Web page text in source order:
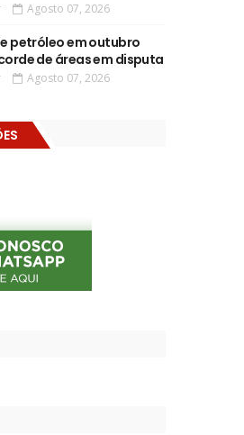
Agosto 07, 2026
petróleo em outubro
de áreas em disputa
Agosto 07, 2026